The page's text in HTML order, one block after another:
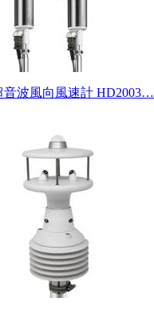
音波風向風速計 HD2003…